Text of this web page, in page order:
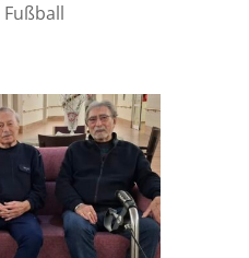
Fußball